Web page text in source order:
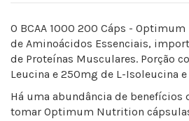
O BCAA 1000 200 Cáps -
de Aminoácidos Essenciais,
de Proteínas Musculares. Porção
Leucina e 250mg de L-Isoleucina e
Há uma abundância de
tomar Optimum Nutrition cápsulas